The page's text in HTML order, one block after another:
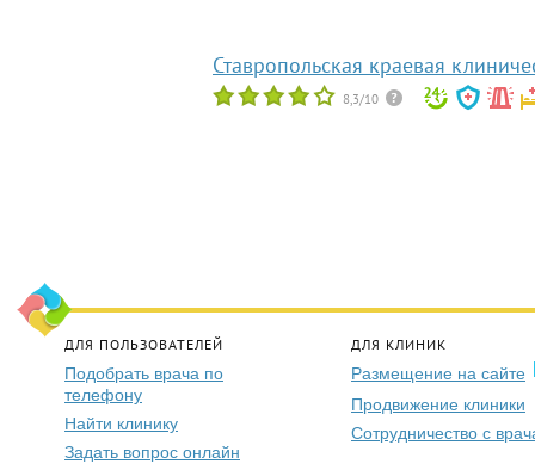
Ставропольская краевая
8,3/10
ДЛЯ ПОЛЬЗОВАТЕЛЕЙ
Подобрать врача по
телефону
Найти клинику
Задать вопрос онлайн
ДЛЯ КЛИНИК
Размещение на сайте
Продвижение клиники
Сотрудничество с